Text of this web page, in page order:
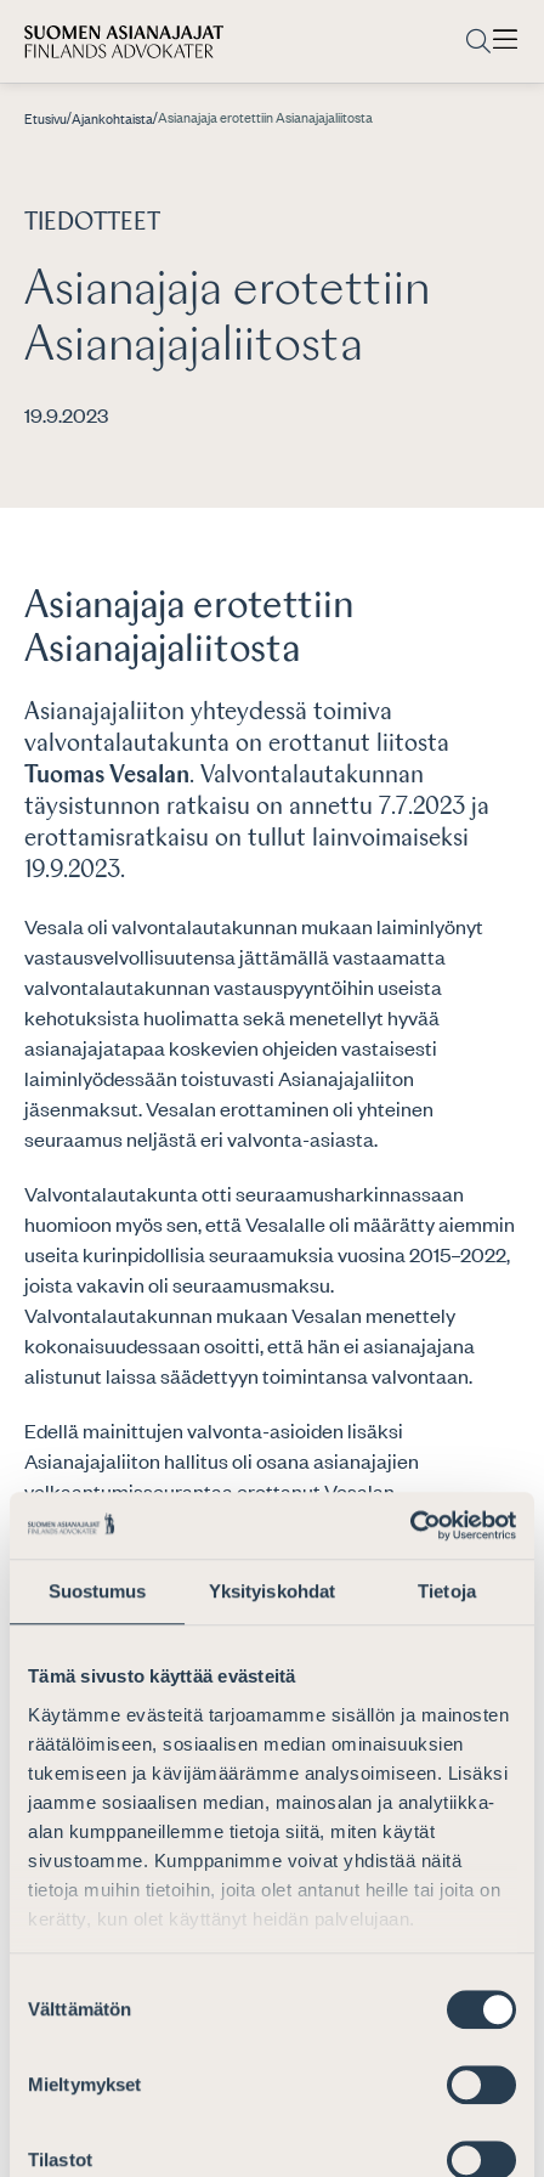
Suostumus Yksityiskohdat Tietoja
Tämä sivusto käyttää evästeitä
Käytämme evästeitä tarjoamamme sisällön ja mainosten
räätälöimiseen, sosiaalisen median ominaisuuksien
tukemiseen ja kävijämäärämme analysoimiseen. Lisäksi
jaamme sosiaalisen median, mainosalan ja analytiikka-
alan kumppaneillemme tietoja siitä, miten käytät
sivustoamme. Kumppanimme voivat yhdistää näitä
tietoja muihin tietoihin, joita olet antanut heille tai joita on
kerätty, kun olet käyttänyt heidän palvelujaan.
valinta
Välttämätön
Mieltymykset
Tilastot
Etusivu/Ajankohtaista/Asianajaja erotettiin Asianajajaliitosta
TIEDOTTEET
Asianajaja erotettiin
Asianajajaliitosta
19.9.2023
Asianajaja erotettiin
Asianajajaliitosta
Asianajajaliiton yhteydessä toimiva
valvontalautakunta on erottanut liitosta
Tuomas Vesalan. Valvontalautakunnan
täysistunnon ratkaisu on annettu 7.7.2023 ja
erottamisratkaisu on tullut lainvoimaiseksi
19.9.2023.
Vesala oli valvontalautakunnan mukaan laiminlyönyt
vastausvelvollisuutensa jättämällä vastaamatta
valvontalautakunnan vastauspyyntöihin useista
kehotuksista huolimatta sekä menetellyt hyvää
asianajajatapaa koskevien ohjeiden vastaisesti
laiminlyödessään toistuvasti Asianajajaliiton
jäsenmaksut. Vesalan erottaminen oli yhteinen
seuraamus neljästä eri valvonta-asiasta.
Valvontalautakunta otti seuraamusharkinnassaan
huomioon myös sen, että Vesalalle oli määrätty aiemmin
useita kurinpidollisia seuraamuksia vuosina 2015–2022,
joista vakavin oli seuraamusmaksu.
Valvontalautakunnan mukaan Vesalan menettely
kokonaisuudessaan osoitti, että hän ei asianajajana
alistunut laissa säädettyyn toimintansa valvontaan.
Edellä mainittujen valvonta-asioiden lisäksi
Asianajajaliiton hallitus oli osana asianajajien
velkaantumisseurantaa erottanut Vesalan
Asianajajaliiton jäsenyydestä 5.5.2022. Vesala oli
muun muassa maksamattomien julkisten saatavien
1.9.2023. Hovioikeus pysytti hallituksen päätöksen ja
katsoi, että tarkoituksellinen julkisten saatavien
maksaminen toistuvasti ulosoton kautta osoittaa
piittaamattomuutta julkisten velvoitteiden
hoitamisessa, mikä on omiaan alentamaan
asianajajakunnan arvoa.
Hovioikeuden ratkaisu ei ole lainvoimainen, mutta
valvontalautakunnan ratkaisun johdosta Vesala on
Asiaan liittyvät julkiset ratkaisuselosteet toimitetaan
Valvontayksikön päällikkö Britta Andersin, puh. 050 911